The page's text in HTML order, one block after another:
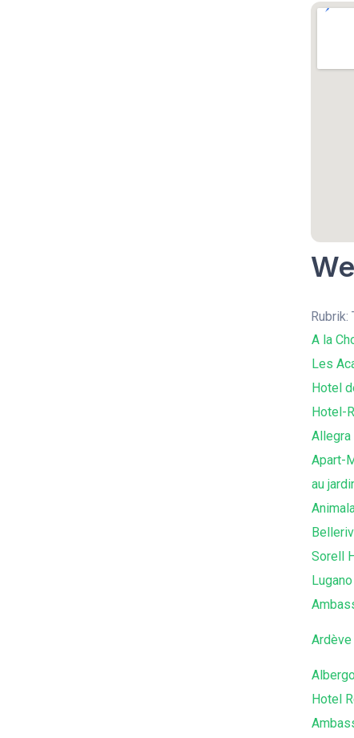
Rubrik:
A la
Les
Hotel
Hotel-
Allegra
Apart-
au
Sorell
Ardève
Hotel